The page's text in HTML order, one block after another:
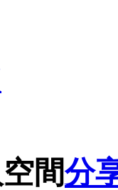
間分